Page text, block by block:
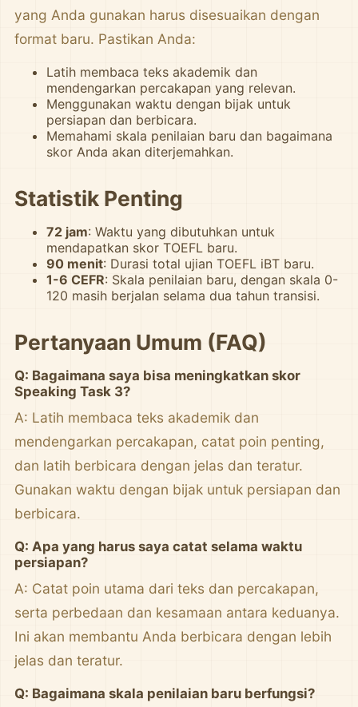
yang Anda gunakan harus disesuaikan dengan
format baru. Pastikan Anda:
Latih membaca teks akademik dan
mendengarkan percakapan yang relevan.
Menggunakan waktu dengan bijak untuk
persiapan dan berbicara.
Memahami skala penilaian baru dan bagaimana
skor Anda akan diterjemahkan.
Statistik Penting
72 jam: Waktu yang dibutuhkan untuk
mendapatkan skor TOEFL baru.
90 menit: Durasi total ujian TOEFL iBT baru.
1-6 CEFR: Skala penilaian baru, dengan skala 0-
120 masih berjalan selama dua tahun transisi.
Pertanyaan Umum (FAQ)
Q: Bagaimana saya bisa meningkatkan skor
Speaking Task 3?
A: Latih membaca teks akademik dan
mendengarkan percakapan, catat poin penting,
dan latih berbicara dengan jelas dan teratur.
Gunakan waktu dengan bijak untuk persiapan dan
berbicara.
Q: Apa yang harus saya catat selama waktu
persiapan?
A: Catat poin utama dari teks dan percakapan,
serta perbedaan dan kesamaan antara keduanya.
Ini akan membantu Anda berbicara dengan lebih
jelas dan teratur.
Q: Bagaimana skala penilaian baru berfungsi?